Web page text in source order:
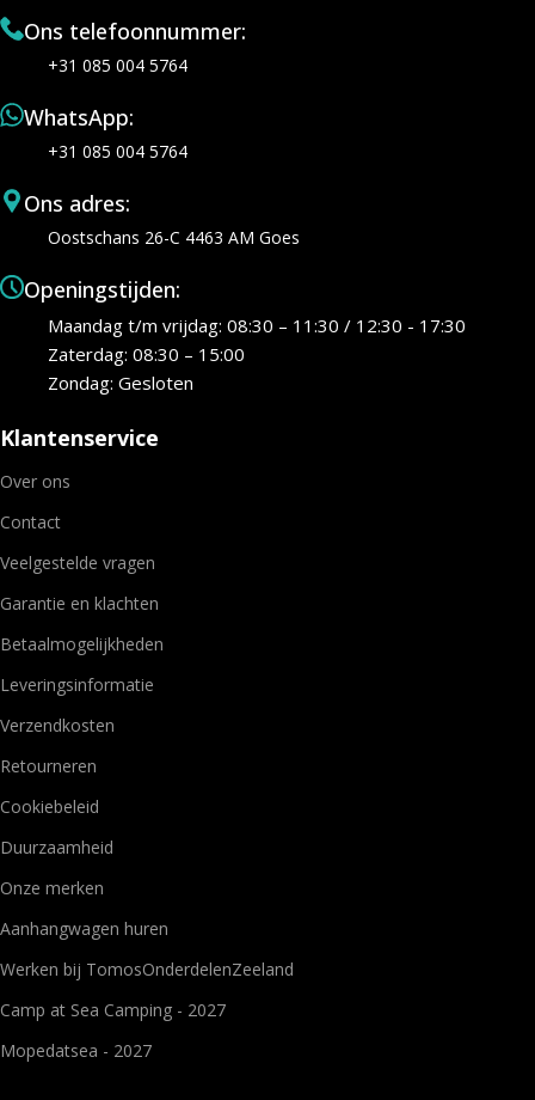
Ons telefoonnummer:
+31 085 004 5764
WhatsApp:
+31 085 004 5764
Ons adres:
Oostschans 26-C 4463 AM Goes
Openingstijden:
Maandag t/m vrijdag: 08:30 – 11:30 / 12:30 - 17:30
Zaterdag: 08:30 – 15:00
Zondag: Gesloten
Klantenservice
Over ons
Contact
Veelgestelde vragen
Garantie en klachten
Betaalmogelijkheden
Leveringsinformatie
Verzendkosten
Retourneren
Cookiebeleid
Duurzaamheid
Onze merken
Aanhangwagen huren
Werken bij TomosOnderdelenZeeland
Camp at Sea Camping - 2027
Mopedatsea - 2027